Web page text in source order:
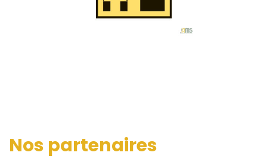
Nos partenaires